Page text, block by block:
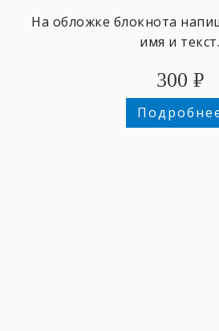
На обложке блокнота
имя и текст.
300 ₽